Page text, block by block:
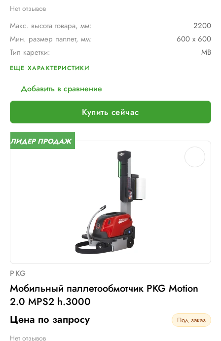
Нет отзывов
Макс. высота товара, мм:
2200
Мин. размер паллет, мм:
600 х 600
Тип каретки:
MB
Скорость обмотки:
Макс. грузоподъемность, кг:
Макс. размер паллет, мм:
∞
Шир. рулона с пленкой, мм:
500
Электрическое подключение:
ЕЩЕ ХАРАКТЕРИСТИКИ
Добавить в сравнение
Купить сейчас
ЛИДЕР ПРОДАЖ
PKG
Мобильный паллетообмотчик PKG Motion
2.0 MPS2 h.3000
Цена по запросу
Под заказ
Нет отзывов